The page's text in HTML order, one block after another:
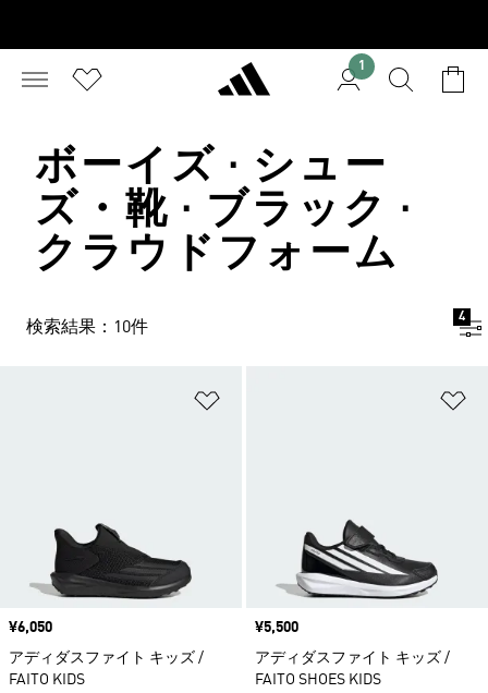
1
ボーイズ · シュー
ズ・靴 · ブラック ·
クラウドフォーム
検索結果：10件
4
価格
¥6,050
アディダスファイト キッズ /
FAITO KIDS
価格
¥5,500
アディダスファイト キッズ /
FAITO SHOES KIDS